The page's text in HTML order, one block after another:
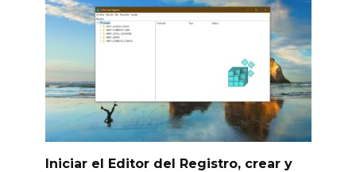
Iniciar el Editor del Registro, crear y